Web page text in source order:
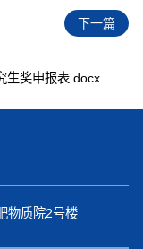
下一篇
生奖申报表.docx
物质院2号楼